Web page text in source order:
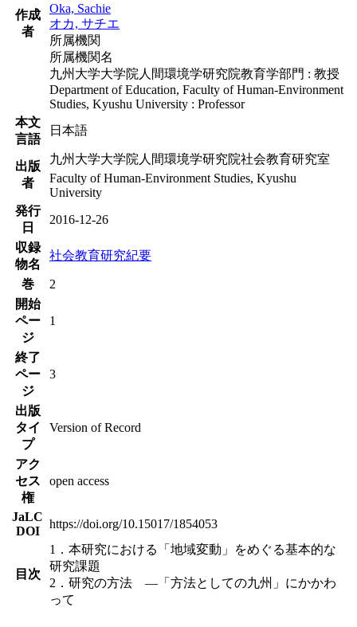
作成
者
Oka, Sachie
オカ, サチエ
所属機関
所属機関名
九州大学大学院人間環境学研究院教育学部門 : 教授
Department of Education, Faculty of Human-Environment
Studies, Kyushu University : Professor
本文
言語
日本語
出版
者
九州大学大学院人間環境学研究院社会教育研究室
Faculty of Human-Environment Studies, Kyushu
University
発行
日
2016-12-26
収録
物名
社会教育研究紀要
巻
2
開始
ペー
ジ
1
終了
ペー
ジ
3
出版
タイ
プ
Version of Record
アク
セス
権
open access
JaLC
DOI
https://doi.org/10.15017/1854053
目次
1．本研究における「地域変動」をめぐる基本的な
研究課題
2．研究の方法 ―「方法としての九州」にかかわ
って